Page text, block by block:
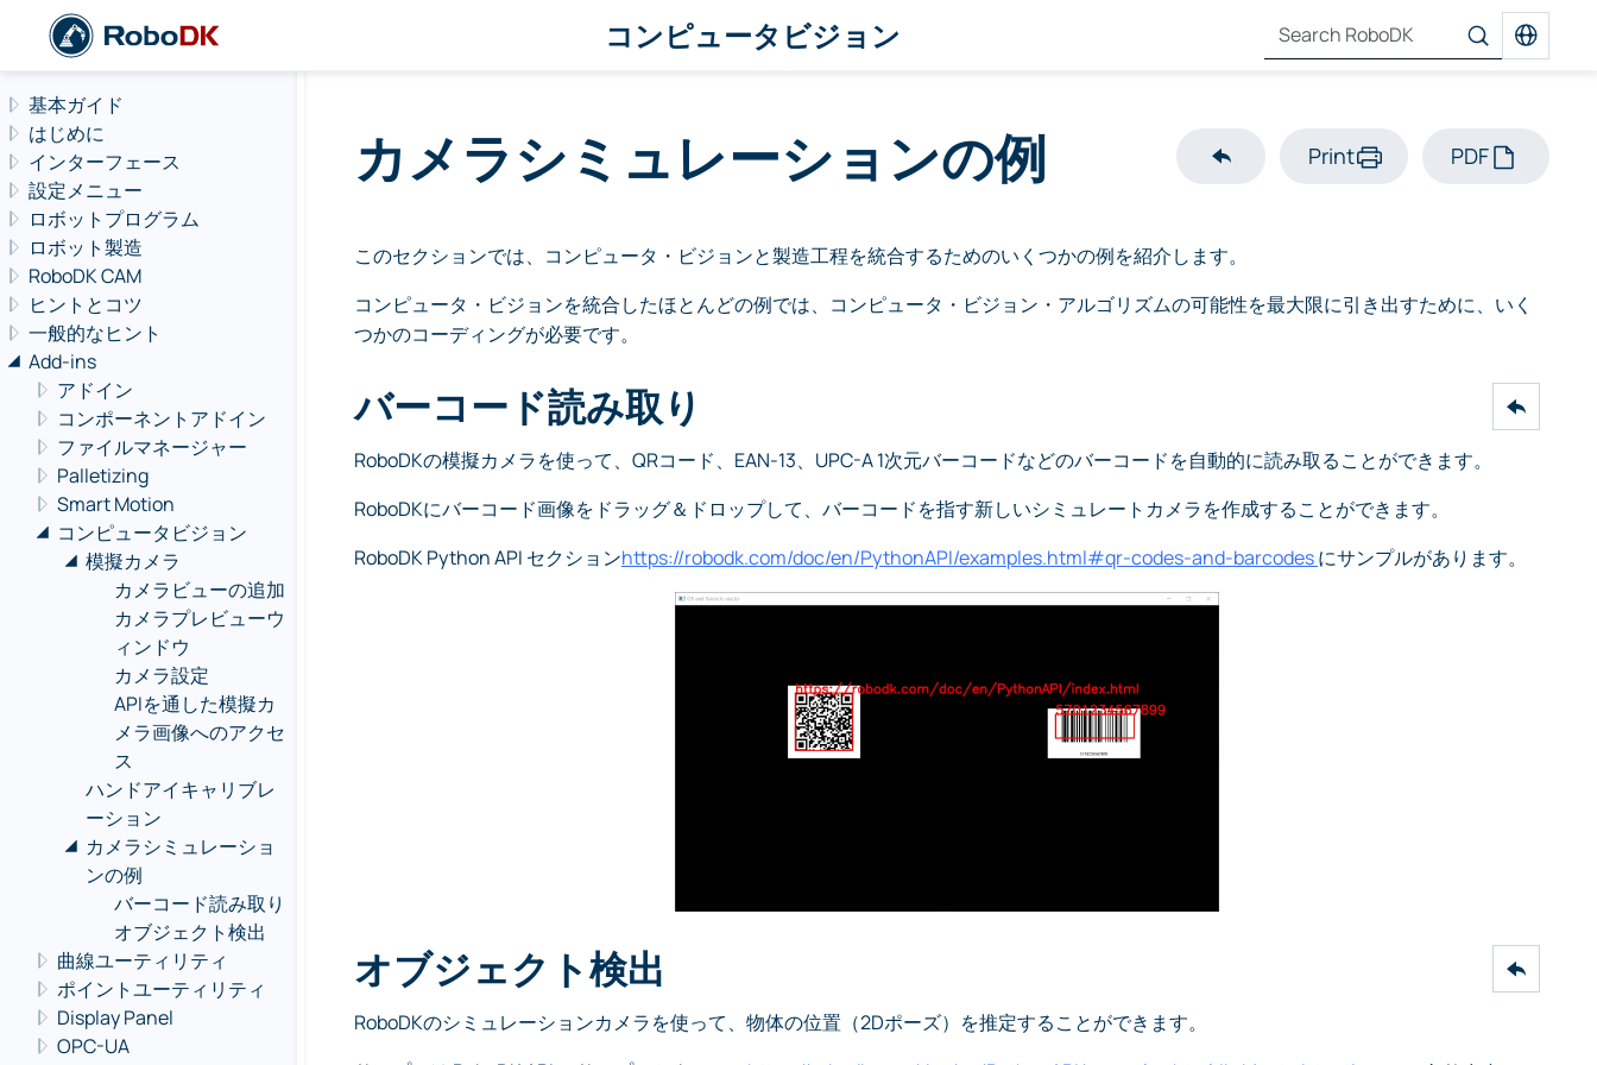
コンピュータビジョン
基本ガイド
はじめに
インターフェース
設定メニュー
ロボットプログラム
ロボット製造
RoboDK CAM
ヒントとコツ
一般的なヒント
Add-ins
アドイン
コンポーネントアドイン
ファイルマネージャー
Palletizing
Smart Motion
コンピュータビジョン
模擬カメラ
カメラビューの追加
カメラプレビューウ
ィンドウ
カメラ設定
APIを通した模擬カ
メラ画像へのアクセ
ス
ハンドアイキャリブレ
ーション
カメラシミュレーショ
ンの例
バーコード読み取り
オブジェクト検出
曲線ユーティリティ
ポイントユーティリティ
Display Panel
OPC-UA
カメラシミュレーションの例 Print PDF
このセクションでは、コンピュータ・ビジョンと製造工程を統合するためのいくつかの例を紹介します。
コンピュータ・ビジョンを統合したほとんどの例では、コンピュータ・ビジョン・アルゴリズムの可能性を最大限に引き出すために、いく
つかのコーディングが必要です。
バーコード読み取り
RoboDKの模擬カメラを使って、QRコード、EAN-13、UPC-A 1次元バーコードなどのバーコードを自動的に読み取ることができます。
RoboDKにバーコード画像をドラッグ＆ドロップして、バーコードを指す新しいシミュレートカメラを作成することができます。
RoboDK Python API セクションhttps://robodk.com/doc/en/PythonAPI/examples.html#qr-codes-and-barcodesにサンプルがあります。
オブジェクト検出
RoboDKのシミュレーションカメラを使って、物体の位置（2Dポーズ）を推定することができます。